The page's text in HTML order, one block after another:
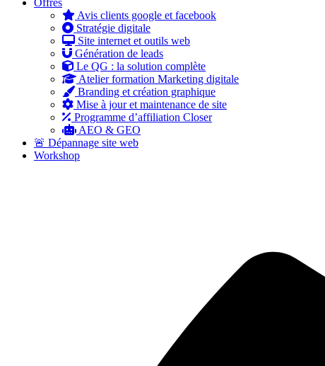
Offres
Avis clients google et facebook
Stratégie digitale
Site internet et outils web
Génération de leads
Le QG : la solution complète
Atelier formation Marketing digitale
Branding et création graphique
Mise à jour et maintenance de site
Programme d’affiliation Closer
AEO & GEO
🚨 Dépannage site web
Workshop